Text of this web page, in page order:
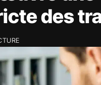
des